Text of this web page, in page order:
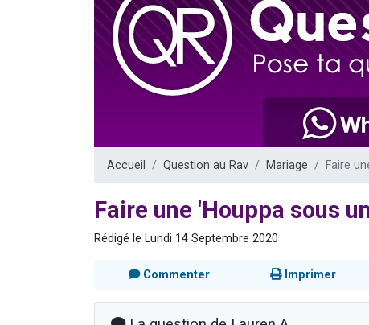
17 personnes
Il reste 49
Eva vient de
Eli vient de
Accueil Question au Rav Mariage Faire
Faire une 'Houppa sous
Rédigé le Lundi 14 Septembre 2020
Commenter Imprimer